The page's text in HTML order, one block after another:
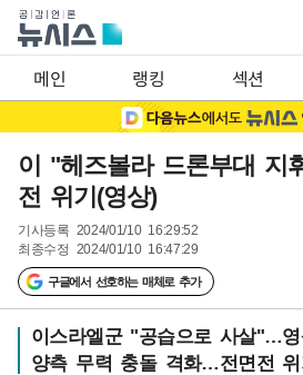
메인 랭킹 섹션
이 "헤즈볼라 드론부대 지
전 위기(영상)
기사등록 2024/01/10 16:29:52
최종수정 2024/01/10 16:47:29
구글에서 선호하는 매체로 추가
이스라엘군 "공습으로 사살"…영
양측 무력 충돌 격화…전면전